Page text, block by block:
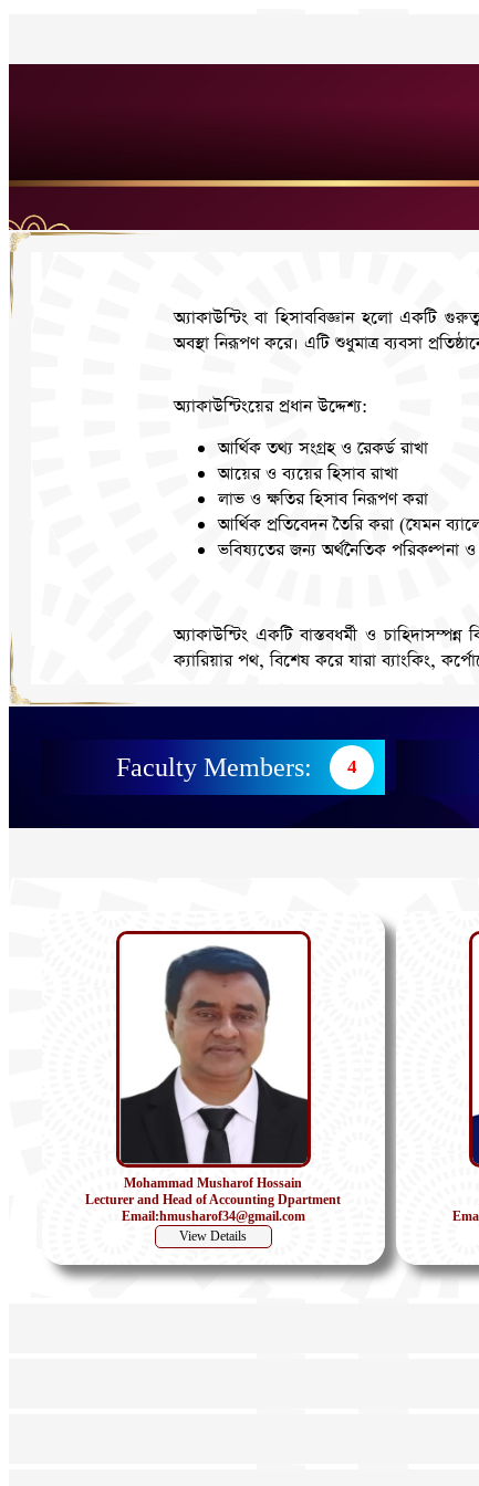
অ্যাকাউন্টিং বা হিসাববিজ্ঞান হলো একটি
অবস্থা নিরূপণ করে। এটি শুধুমাত্র ব্যবসা
অ্যাকাউন্টিংয়ের প্রধান উদ্দেশ্য:
আর্থিক তথ্য সংগ্রহ ও রেকর্ড রাখা
আয়ের ও ব্যয়ের হিসাব রাখা
লাভ ও ক্ষতির হিসাব নিরূপণ করা
আর্থিক প্রতিবেদন তৈরি করা (যেমন
ভবিষ্যতের জন্য অর্থনৈতিক পরিকল্পনা
অ্যাকাউন্টিং একটি বাস্তবধর্মী ও
ক্যারিয়ার পথ, বিশেষ করে যারা ব্যাংকিং,
Faculty Members: 4
Mohammad Musharof Hossain
Lecturer and Head of Accounting Dpartment
Email:hmusharof34@gmail.com
View Details